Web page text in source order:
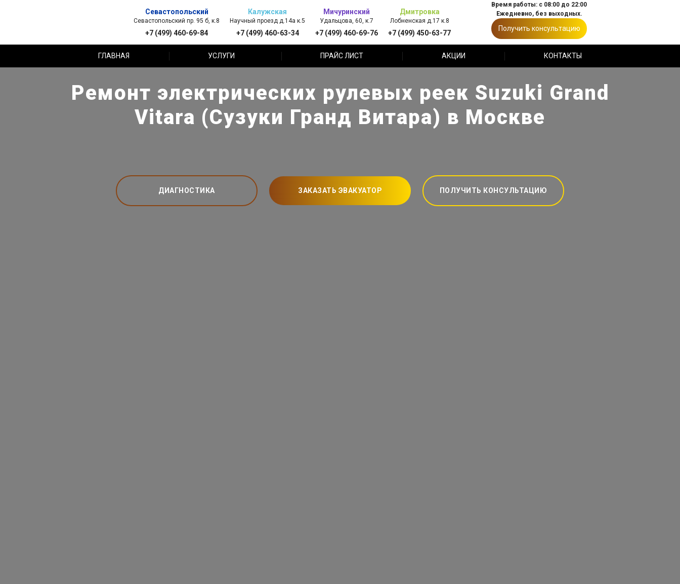
Севастопольский
Севастопольский пр. 95 б, к.8
+7 (499) 460-69-84
Калужская
Научный проезд д.14а к.5
+7 (499) 460-63-34
Мичуринский
Удальцова, 60, к.7
+7 (499) 460-69-76
Дмитровка
Лобненская д.17 к.8
+7 (499) 450-63-77
Время работы: с 08:00 до 22:00
Ежедневно, без выходных.
Получить консультацию
ГЛАВНАЯ УСЛУГИ ПРАЙС ЛИСТ АКЦИИ КОНТАКТЫ
Ремонт электрических рулевых реек Suzuki Grand
Vitara (Сузуки Гранд Витара) в Москве
ДИАГНОСТИКА ЗАКАЗАТЬ ЭВАКУАТОР ПОЛУЧИТЬ КОНСУЛЬТАЦИЮ